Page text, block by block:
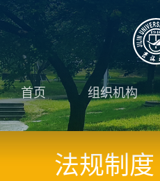
首页 组织机构
法规制度